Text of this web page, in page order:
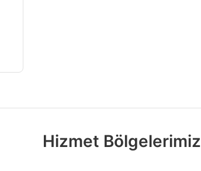
Hizmet Bölgelerimiz